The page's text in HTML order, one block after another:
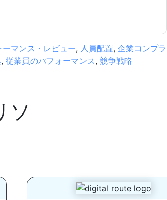
ーマンス・レビュー, 人員配置, 企業コンプラ
, 従業員のパフォーマンス , 競争戦略
ソ